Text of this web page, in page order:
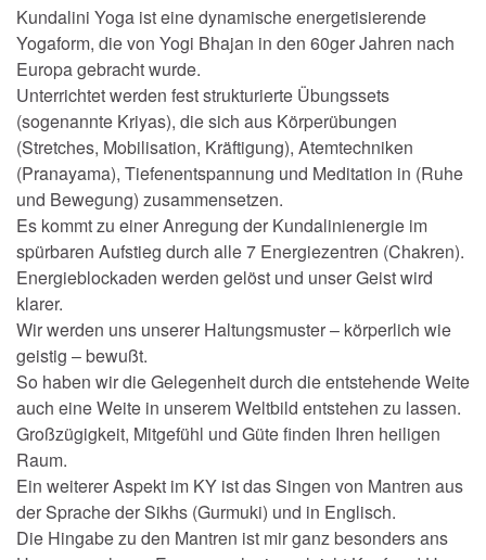
Kundalini Yoga ist eine dynamische energetisierende
Yogaform, die von Yogi Bhajan in den 60ger Jahren nach
Europa gebracht wurde.
Unterrichtet werden fest strukturierte Übungssets
(sogenannte Kriyas), die sich aus Körperübungen
(Stretches, Mobilisation, Kräftigung), Atemtechniken
(Pranayama), Tiefenentspannung und Meditation in (Ruhe
und Bewegung) zusammensetzen.
Es kommt zu einer Anregung der Kundalinienergie im
spürbaren Aufstieg durch alle 7 Energiezentren (Chakren).
Energieblockaden werden gelöst und unser Geist wird
klarer.
Wir werden uns unserer Haltungsmuster – körperlich wie
geistig – bewußt.
So haben wir die Gelegenheit durch die entstehende Weite
auch eine Weite in unserem Weltbild entstehen zu lassen.
Großzügigkeit, Mitgefühl und Güte finden Ihren heiligen
Raum.
Ein weiterer Aspekt im KY ist das Singen von Mantren aus
der Sprache der Sikhs (Gurmuki) und in Englisch.
Die Hingabe zu den Mantren ist mir ganz besonders ans